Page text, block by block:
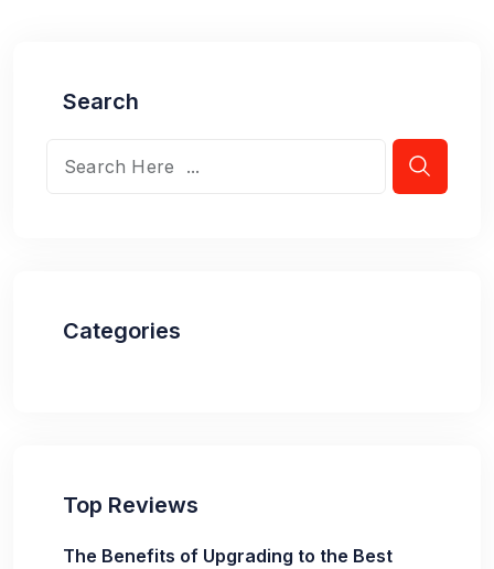
Search
Categories
Top Reviews
The Benefits of Upgrading to the Best